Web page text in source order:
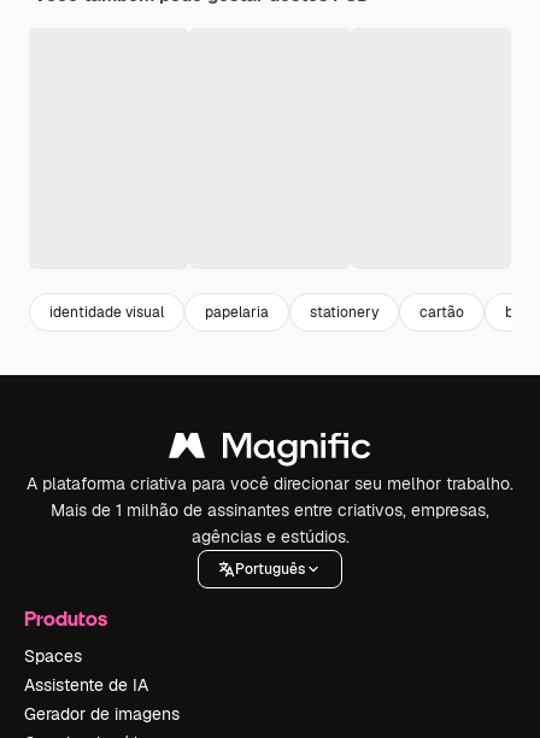
identidade visual papelaria stationery cartão
A plataforma criativa para você direcionar seu melhor trabalho.
Mais de 1 milhão de assinantes entre criativos, empresas,
agências e estúdios.
Português
Produtos
Spaces
Assistente de IA
Gerador de imagens